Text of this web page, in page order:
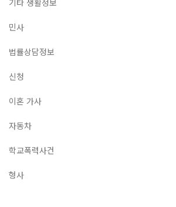
민사
법률상담정보
신청
이혼 가사
자동차
학교폭력사건
형사